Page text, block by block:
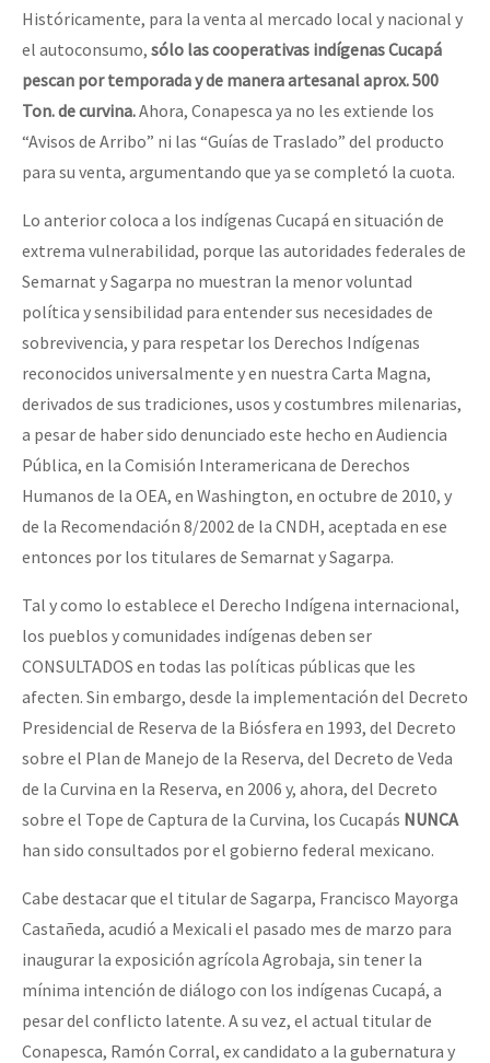
Históricamente, para la venta al mercado local y nacional y
el autoconsumo, sólo las cooperativas indígenas Cucapá
pescan por temporada y de manera artesanal aprox. 500
Ton. de curvina.Ahora, Conapesca ya no les extiende los
“Avisos de Arribo” ni las “Guías de Traslado” del producto
para su venta, argumentando que ya se completó la cuota.
Lo anterior coloca a los indígenas Cucapá en situación de
extrema vulnerabilidad, porque las autoridades federales de
Semarnat y Sagarpa no muestran la menor voluntad
política y sensibilidad para entender sus necesidades de
sobrevivencia, y para respetar los Derechos Indígenas
reconocidos universalmente y en nuestra Carta Magna,
derivados de sus tradiciones, usos y costumbres milenarias,
a pesar de haber sido denunciado este hecho en Audiencia
Pública, en la Comisión Interamericana de Derechos
Humanos de la OEA, en Washington, en octubre de 2010, y
de la Recomendación 8/2002 de la CNDH, aceptada en ese
entonces por los titulares de Semarnat y Sagarpa.
Tal y como lo establece el Derecho Indígena internacional,
los pueblos y comunidades indígenas deben ser
CONSULTADOS en todas las políticas públicas que les
afecten. Sin embargo, desde la implementación del Decreto
Presidencial de Reserva de la Biósfera en 1993, del Decreto
sobre el Plan de Manejo de la Reserva, del Decreto de Veda
de la Curvina en la Reserva, en 2006 y, ahora, del Decreto
sobre el Tope de Captura de la Curvina, los Cucapás NUNCA
han sido consultados por el gobierno federal mexicano.
Cabe destacar que el titular de Sagarpa, Francisco Mayorga
Castañeda, acudió a Mexicali el pasado mes de marzo para
inaugurar la exposición agrícola Agrobaja, sin tener la
mínima intención de diálogo con los indígenas Cucapá, a
pesar del conflicto latente. A su vez, el actual titular de
Conapesca, Ramón Corral, ex candidato a la gubernatura y